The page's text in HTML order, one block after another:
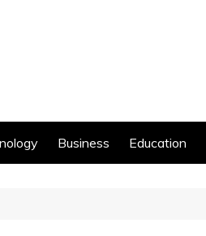
Business Education